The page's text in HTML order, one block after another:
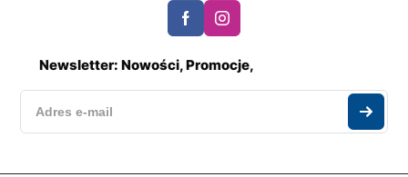
Newsletter: Nowości, Promocje,